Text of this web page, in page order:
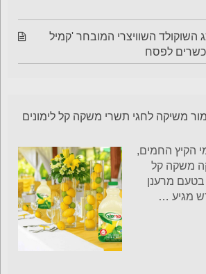
השוויצרי המובחר 'קמיל
כשרים לפסח
משיקה לחגי תשרי משקה קל לימונים
הקיץ החמים,
משקה קל
בטעם מרענן
מגיע …